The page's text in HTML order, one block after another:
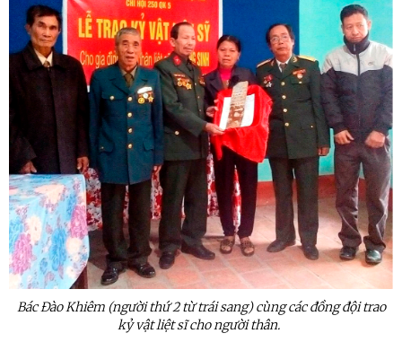
Bác Đào Khiêm (người thứ 2 từ trái sang) cùng các đồng đội trao
kỷ vật liệt sĩ cho người thân.